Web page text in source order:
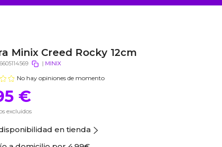
Minix Creed Rocky 12cm
| MINIX
No hay opiniones de momento
€
excluidos
en tienda